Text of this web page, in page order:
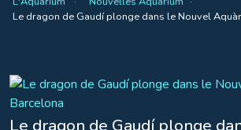
Le dragon de Gaudí plonge dans le Nouvel
Le dragon de Gaudí plonge